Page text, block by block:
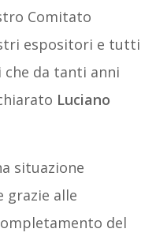
Comitato
espositori e tutti
da tanti anni
Luciano
situazione
grazie alle
del